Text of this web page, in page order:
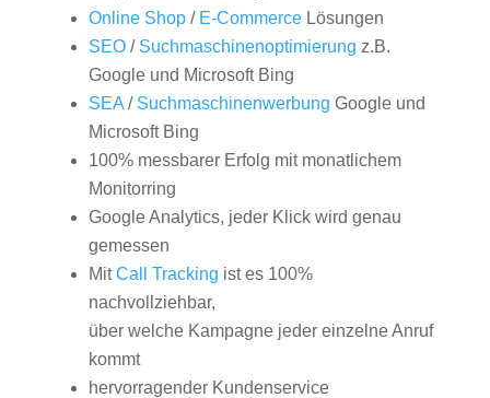
Online Shop/ E-CommerceLösungen
SEO/ Suchmaschinenoptimierung z.B.
Google und Microsoft Bing
SEA/ Suchmaschinenwerbung Google und
Microsoft Bing
100% messbarer Erfolg mit monatlichem
Monitorring
Google Analytics, jeder Klick wird genau
gemessen
MitCall Tracking ist es 100%
nachvollziehbar,
über welche Kampagne jeder einzelne Anruf
kommt
hervorragender Kundenservice